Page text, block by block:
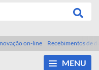
on-line Recebimentos de
MENU